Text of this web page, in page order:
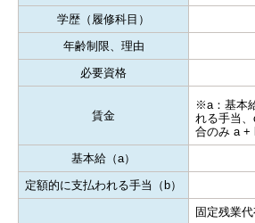
学歴（履修科目）
年齢制限、理由
必要資格
賃金
※a：基本
れる手当
合のみ a +
基本給（a）
定額的に支払われる手当（b）
固定残業代